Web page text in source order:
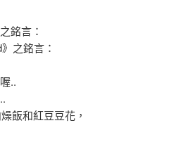
銘言：
之銘言：
..
飯和紅豆豆花，